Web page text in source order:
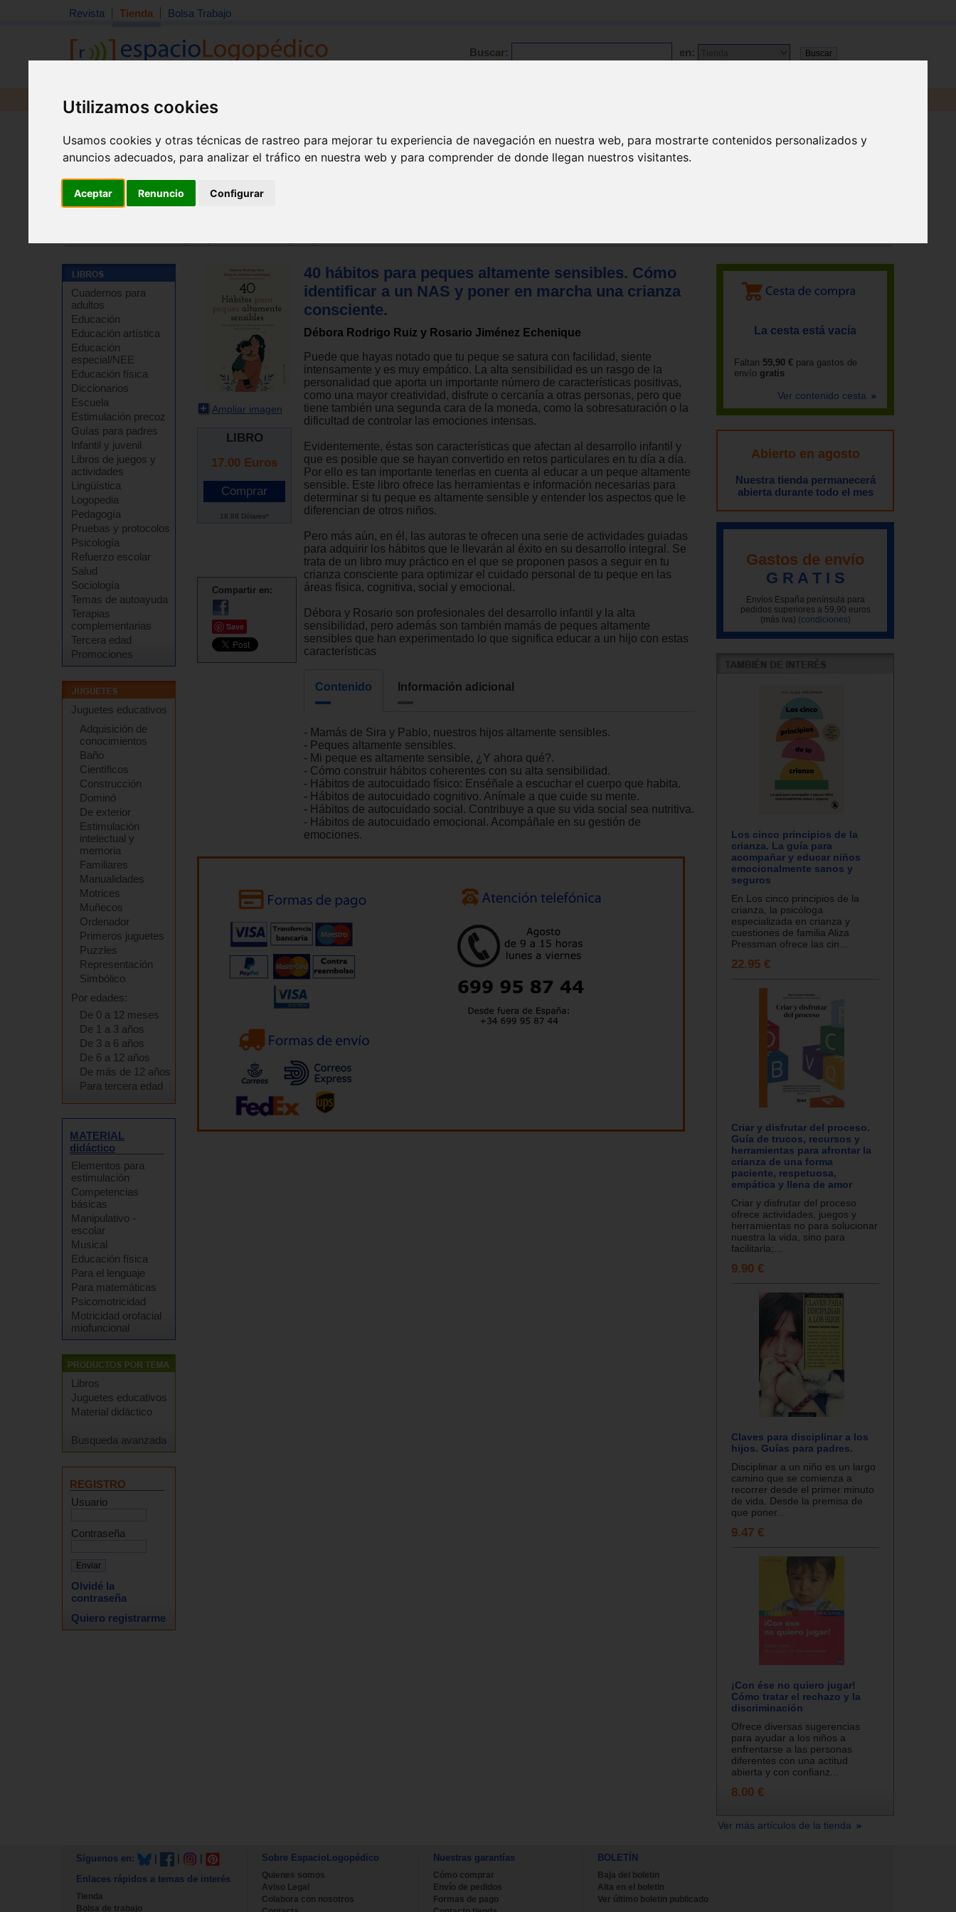
Utilizamos cookies
Usamos cookies y otras técnicas de rastreo para mejorar tu experiencia de navegación en nuestra web, para mostrarte contenidos personalizados y
anuncios adecuados, para analizar el tráfico en nuestra web y para comprender de donde llegan nuestros visitantes.
Aceptar Renuncio Configurar
Revista Tienda Bolsa Trabajo
Buscar: en:
Revista Libros Material
Cuadernos para
adultos
Educación
Educación artística
Educación
especial/NEE
Educación física
Diccionarios
Escuela
Estimulación precoz
Guías para padres
Infantil y juvenil
Libros de juegos y
actividades
Lingüística
Logopedia
Pedagogía
Pruebas y protocolos
Psicología
Refuerzo escolar
Salud
Sociología
Temas de autoayuda
Terapias
complementarias
Tercera edad
Promociones
Juguetes educativos
Adquisición de
conocimientos
Baño
Científicos
Construcción
Dominó
De exterior
Estimulación
intelectual y
memoria
Familiares
Manualidades
Motrices
Muñecos
Ordenador
Primeros juguetes
Puzzles
Representación
Simbólico
Por edades:
De 0 a 12 meses
De 1 a 3 años
De 3 a 6 años
De 6 a 12 años
De más de 12 años
Para tercera edad
MATERIAL
didáctico
Elementos para
estimulación
Competencias
básicas
Manipulativo -
escolar
Musical
Educación física
Para el lenguaje
Para matemáticas
Psicomotricidad
Motricidad orofacial
miofuncional
Libros
Juguetes educativos
Material didáctico
Busqueda avanzada
REGISTRO
Usuario
Contraseña
Olvidé la
contraseña
Quiero registrarme
Ampliar imagen
LIBRO
17.00 Euros
18.88 Dólares*
Compartir en:
Save
40 hábitos para peques altamente sensibles. Cómo
identificar a un NAS y poner en marcha una crianza
consciente.
Débora Rodrigo Ruiz y Rosario Jiménez Echenique
Puede que hayas notado que tu peque se satura con facilidad, siente
intensamente y es muy empático. La alta sensibilidad es un rasgo de la
personalidad que aporta un importante número de características positivas,
como una mayor creatividad, disfrute o cercanía a otras personas, pero que
tiene también una segunda cara de la moneda, como la sobresaturación o la
dificultad de controlar las emociones intensas.
Evidentemente, éstas son características que afectan al desarrollo infantil y
que es posible que se hayan convertido en retos particulares en tu día a día.
Por ello es tan importante tenerlas en cuenta al educar a un peque altamente
sensible. Este libro ofrece las herramientas e información necesarias para
determinar si tu peque es altamente sensible y entender los aspectos que le
diferencian de otros niños.
Pero más aún, en él, las autoras te ofrecen una serie de actividades guiadas
para adquirir los hábitos que le llevarán al éxito en su desarrollo integral. Se
trata de un libro muy práctico en el que se proponen pasos a seguir en tu
crianza consciente para optimizar el cuidado personal de tu peque en las
áreas física, cognitiva, social y emocional.
Débora y Rosario son profesionales del desarrollo infantil y la alta
sensibilidad, pero además son también mamás de peques altamente
sensibles que han experimentado lo que significa educar a un hijo con estas
características
Contenido Información adicional
- Mamás de Sira y Pablo, nuestros hijos altamente sensibles.
- Peques altamente sensibles.
- Mi peque es altamente sensible, ¿Y ahora qué?.
- Cómo construir hábitos coherentes con su alta sensibilidad.
- Hábitos de autocuidado físico: Enséñale a escuchar el cuerpo que habita.
- Hábitos de autocuidado cognitivo. Anímale a que cuide su mente.
- Hábitos de autocuidado social. Contribuye a que su vida social sea nutritiva.
- Hábitos de autocuidado emocional. Acompáñale en su gestión de
emociones.
La cesta está vacía
Faltan 59,90 € para gastos de
envío gratis
Ver contenido cesta
Abierto en agosto
Nuestra tienda permanecerá
abierta durante todo el mes
Gastos de envío
G R A T I S
Envíos España península para
pedidos superiores a 59,90 euros
(más iva) (condiciones)
Los cinco principios de la
crianza. La guía para
acompañar y educar niños
emocionalmente sanos y
seguros
En Los cinco principios de la
crianza, la psicóloga
especializada en crianza y
cuestiones de familia Aliza
Pressman ofrece las cin...
22.95 €
Criar y disfrutar del proceso.
Guía de trucos, recursos y
herramientas para afrontar la
crianza de una forma
paciente, respetuosa,
empática y llena de amor
Criar y disfrutar del proceso
ofrece actividades, juegos y
herramientas no para solucionar
nuestra la vida, sino para
facilitarla;...
9.90 €
Claves para disciplinar a los
hijos. Guías para padres.
Disciplinar a un niño es un largo
camino que se comienza a
recorrer desde el primer minuto
de vida. Desde la premisa de
que poner...
9.47 €
¡Con ése no quiero jugar!
Cómo tratar el rechazo y la
discriminación
Ofrece diversas sugerencias
para ayudar a los niños a
enfrentarse a las personas
diferentes con una actitud
abierta y con confianz...
8.00 €
Ver más artículos de la tienda
Síguenos en:
Enlaces rápidos a temas de interés
Tienda
Bolsa de trabajo
Sobre EspacioLogopédico
Quienes somos
Aviso Legal
Colabora con nosotros
Nuestras garantías
Cómo comprar
Envío de pedidos
Formas de pago
BOLETÍN
Baja del boletin
Alta en el boletin
Ver último boletin publicado